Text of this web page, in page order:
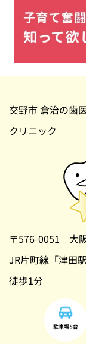
交野市 倉治の歯
クリニック
〒576-0051 大
JR片町線「津田
徒歩1分